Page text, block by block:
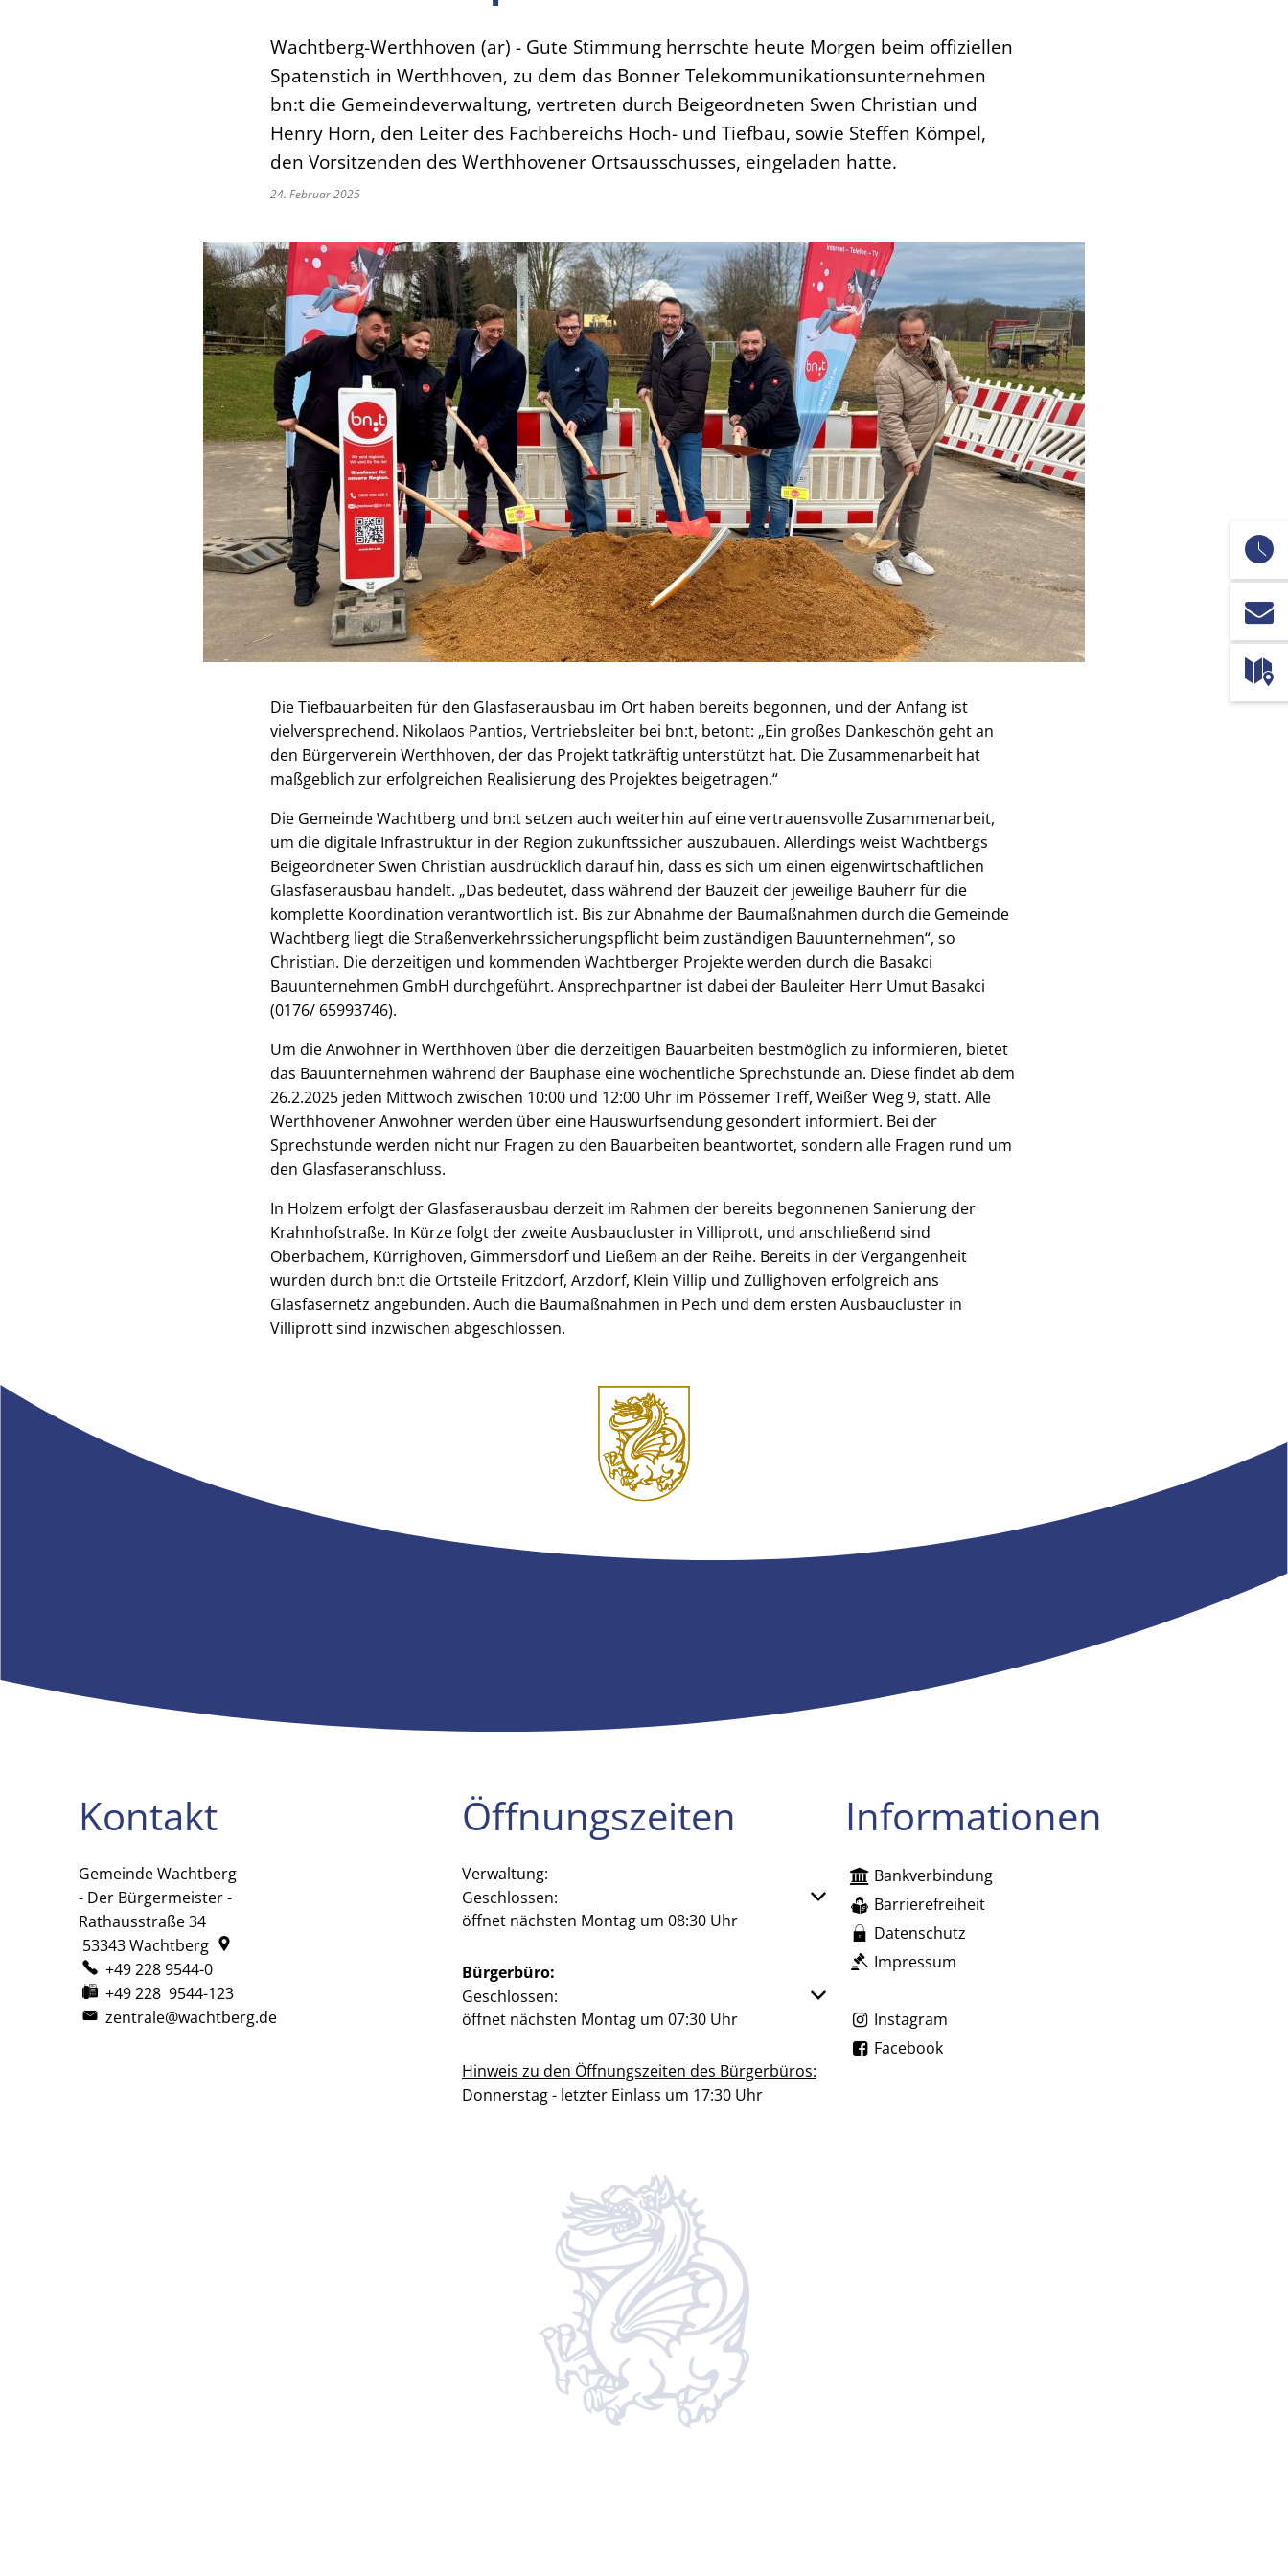
Wachtberg-Werthhoven (ar) - Gute Stimmung herrschte heute Morgen beim offiziellen
Spatenstich in Werthhoven, zu dem das Bonner Telekommunikationsunternehmen
bn:t die Gemeindeverwaltung, vertreten durch Beigeordneten Swen Christian und
Henry Horn, den Leiter des Fachbereichs Hoch- und Tiefbau, sowie Steffen Kömpel,
den Vorsitzenden des Werthhovener Ortsausschusses, eingeladen hatte.
24. Februar 2025
Die Tiefbauarbeiten für den Glasfaserausbau im Ort haben bereits begonnen, und der Anfang ist
vielversprechend. Nikolaos Pantios, Vertriebsleiter bei bn:t, betont: „Ein großes Dankeschön geht an
den Bürgerverein Werthhoven, der das Projekt tatkräftig unterstützt hat. Die Zusammenarbeit hat
maßgeblich zur erfolgreichen Realisierung des Projektes beigetragen.“
Die Gemeinde Wachtberg und bn:t setzen auch weiterhin auf eine vertrauensvolle Zusammenarbeit,
um die digitale Infrastruktur in der Region zukunftssicher auszubauen. Allerdings weist Wachtbergs
Beigeordneter Swen Christian ausdrücklich darauf hin, dass es sich um einen eigenwirtschaftlichen
Glasfaserausbau handelt. „Das bedeutet, dass während der Bauzeit der jeweilige Bauherr für die
komplette Koordination verantwortlich ist. Bis zur Abnahme der Baumaßnahmen durch die Gemeinde
Wachtberg liegt die Straßenverkehrssicherungspflicht beim zuständigen Bauunternehmen“, so
Christian. Die derzeitigen und kommenden Wachtberger Projekte werden durch die Basakci
Bauunternehmen GmbH durchgeführt. Ansprechpartner ist dabei der Bauleiter Herr Umut Basakci
(0176/ 65993746).
Um die Anwohner in Werthhoven über die derzeitigen Bauarbeiten bestmöglich zu informieren, bietet
das Bauunternehmen während der Bauphase eine wöchentliche Sprechstunde an. Diese findet ab dem
26.2.2025 jeden Mittwoch zwischen 10:00 und 12:00 Uhr im Pössemer Treff, Weißer Weg 9, statt. Alle
Werthhovener Anwohner werden über eine Hauswurfsendung gesondert informiert. Bei der
Sprechstunde werden nicht nur Fragen zu den Bauarbeiten beantwortet, sondern alle Fragen rund um
den Glasfaseranschluss.
In Holzem erfolgt der Glasfaserausbau derzeit im Rahmen der bereits begonnenen Sanierung der
Krahnhofstraße. In Kürze folgt der zweite Ausbaucluster in Villiprott, und anschließend sind
Oberbachem, Kürrighoven, Gimmersdorf und Ließem an der Reihe. Bereits in der Vergangenheit
wurden durch bn:t die Ortsteile Fritzdorf, Arzdorf, Klein Villip und Züllighoven erfolgreich ans
Glasfasernetz angebunden. Auch die Baumaßnahmen in Pech und dem ersten Ausbaucluster in
Villiprott sind inzwischen abgeschlossen.
Kontakt
Gemeinde Wachtberg
- Der Bürgermeister -
Rathausstraße 34
53343Wachtberg
+49 228 9544-0
+49 228 9544-123
zentrale@wachtberg.de
Öffnungszeiten
Verwaltung:
Klicken, um weitere Öffnungs- oder Schließzeiten auszublenden
Geschlossen:
öffnet nächsten Montag um 08:30 Uhr
Bürgerbüro:
Klicken, um weitere Öffnungs- oder Schließzeiten auszublenden
Geschlossen:
öffnet nächsten Montag um 07:30 Uhr
Hinweis zu den Öffnungszeiten des Bürgerbüros:
Donnerstag - letzter Einlass um 17:30 Uhr
Informationen
Bankverbindung
Barrierefreiheit
Datenschutz
Impressum
Instagram
Facebook